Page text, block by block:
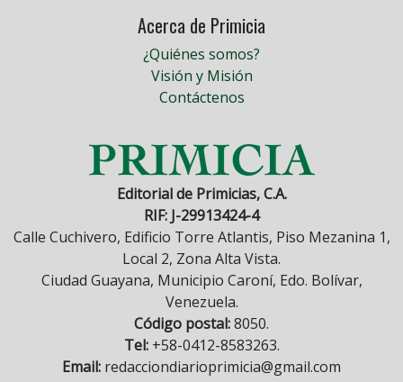
Acerca de Primicia
¿Quiénes somos?
Visión y Misión
Contáctenos
Editorial de Primicias, C.A.
RIF: J-29913424-4
Calle Cuchivero, Edificio Torre Atlantis, Piso Mezanina 1,
Local 2, Zona Alta Vista.
Ciudad Guayana, Municipio Caroní, Edo. Bolívar,
Venezuela.
Código postal:8050.
Tel:+58-0412-8583263.
Email: redacciondiarioprimicia@gmail.com